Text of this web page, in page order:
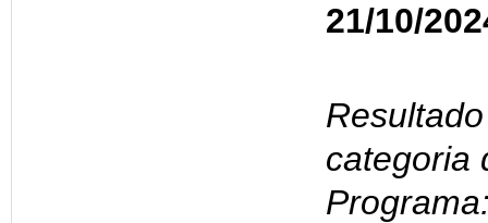
21/10/
categoria